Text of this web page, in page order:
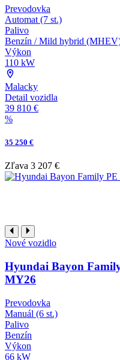
Prevodovka
Automat (7 st.)
Palivo
Benzín / Mild hybrid
Výkon
110 kW
Malacky
Detail vozidla
39 810 €
%
35 250 €
Zľava 3 207 €
Nové vozidlo
Hyundai Bayon
MY26
Prevodovka
Manuál (6 st.)
Palivo
Benzín
Výkon
66 kW